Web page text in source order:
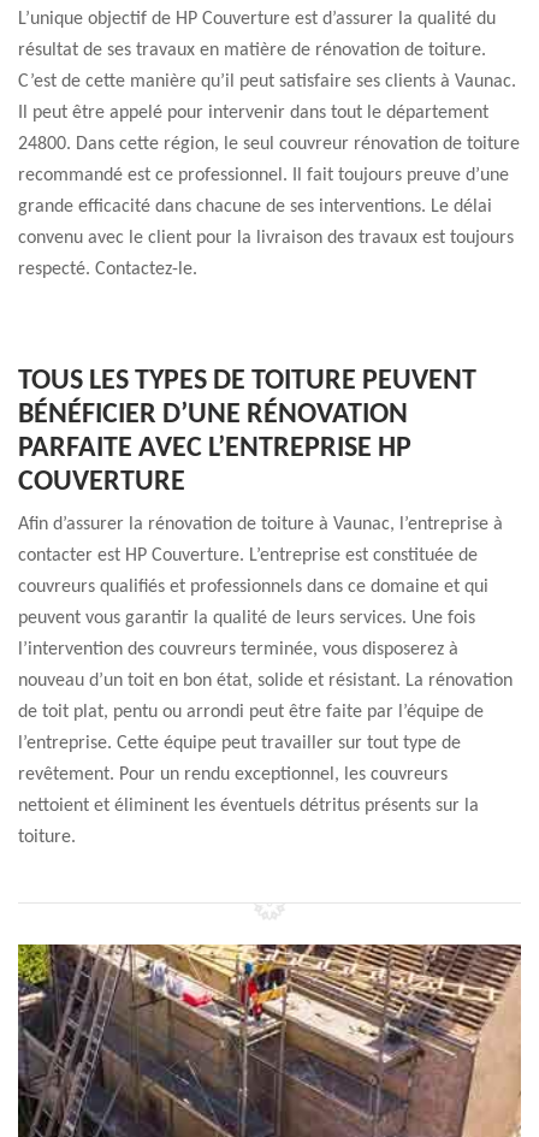
L’unique objectif de HP Couverture est d’assurer la qualité du
résultat de ses travaux en matière de rénovation de toiture.
C’est de cette manière qu’il peut satisfaire ses clients à Vaunac.
Il peut être appelé pour intervenir dans tout le département
24800. Dans cette région, le seul couvreur rénovation de toiture
recommandé est ce professionnel. Il fait toujours preuve d’une
grande efficacité dans chacune de ses interventions. Le délai
convenu avec le client pour la livraison des travaux est toujours
respecté. Contactez-le.
TOUS LES TYPES DE TOITURE PEUVENT
BÉNÉFICIER D’UNE RÉNOVATION
PARFAITE AVEC L’ENTREPRISE HP
COUVERTURE
Afin d’assurer la rénovation de toiture à Vaunac, l’entreprise à
contacter est HP Couverture. L’entreprise est constituée de
couvreurs qualifiés et professionnels dans ce domaine et qui
peuvent vous garantir la qualité de leurs services. Une fois
l’intervention des couvreurs terminée, vous disposerez à
nouveau d’un toit en bon état, solide et résistant. La rénovation
de toit plat, pentu ou arrondi peut être faite par l’équipe de
l’entreprise. Cette équipe peut travailler sur tout type de
revêtement. Pour un rendu exceptionnel, les couvreurs
nettoient et éliminent les éventuels détritus présents sur la
toiture.